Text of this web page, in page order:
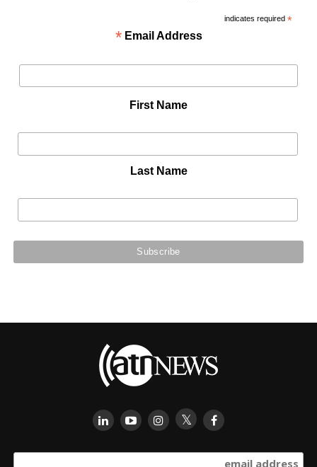
*
indicates required
Email Address
*
First Name
Last Name